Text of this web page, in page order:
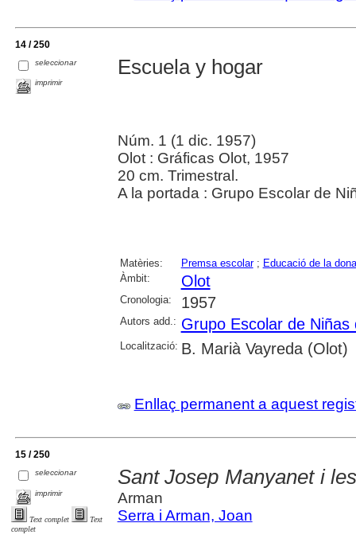
14 / 250
seleccionar
imprimir
Escuela y hogar
Núm. 1 (1 dic. 1957)
Olot : Gráficas Olot, 1957
20 cm. Trimestral.
A la portada : Grupo Escolar de
Matèries: Premsa escolar; Educació de la dona
Àmbit:
Olot
Cronologia: 1957
Autors add.: Grupo Escolar de Niñas
Localització: B. Marià Vayreda (Olot)
Enllaç permanent a aquest
15 / 250
seleccionar
imprimir
Text complet
Text
complet
Sant Josep Manyanet i
Arman
Serra i Arman, Joan